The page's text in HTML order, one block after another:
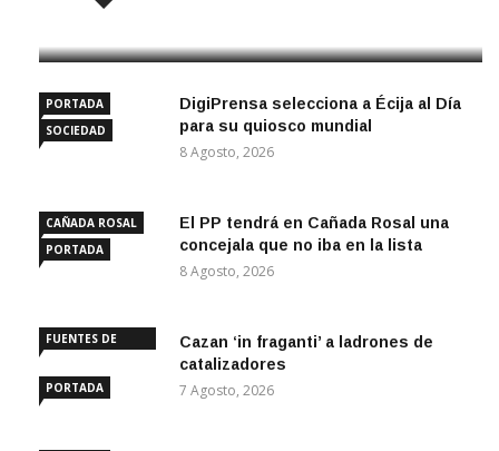
PORTADA
SOCIEDAD
DigiPrensa selecciona a Écija al Día
para su quiosco mundial
8 Agosto, 2026
CAÑADA ROSAL
PORTADA
El PP tendrá en Cañada Rosal una
concejala que no iba en la lista
8 Agosto, 2026
FUENTES DE
PORTADA
Cazan ‘in fraganti’ a ladrones de
catalizadores
7 Agosto, 2026